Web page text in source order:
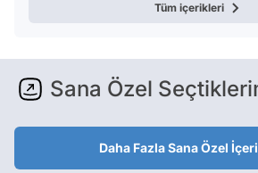
Tüm içerikleri
Sana Özel
Daha Fazla Sana Özel